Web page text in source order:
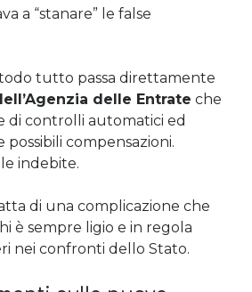
a “stanare” le false
tutto passa direttamente
delle Entrate che
di controlli automatici ed
possibili compensazioni.
indebite.
di una complicazione che
è sempre ligio e in regola
nei confronti dello Stato.